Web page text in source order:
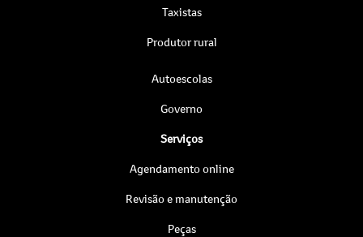
Taxistas
Produtor rural
Autoescolas
Governo
Serviços
Agendamento online
Revisão e manutenção
Peças